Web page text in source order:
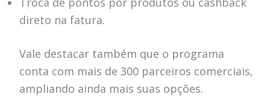
direto na fatura.
Vale destacar também que o programa
conta com mais de 300 parceiros comerciais,
ampliando ainda mais suas opções.